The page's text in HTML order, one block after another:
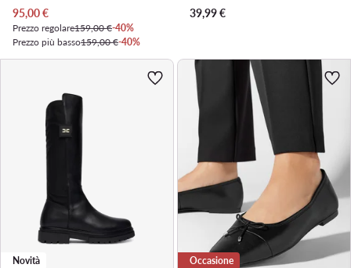
Prezzo attuale
95,00€
Prezzo regolare159,00 €-40%
Prezzo più basso159,00 €-40%
39,99€
Novità Occasione